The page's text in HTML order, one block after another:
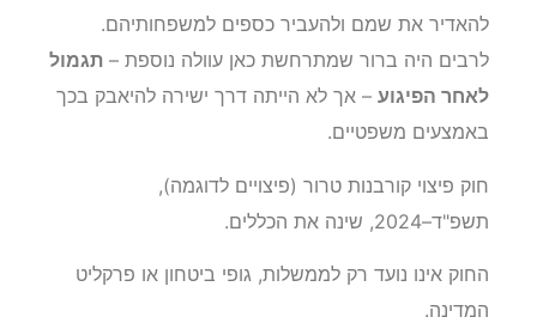
להאדיר את שמם ולהעביר כספים למשפחותיהם.
לרבים היה ברור שמתרחשת כאן עוולה נוספת – תגמול
לאחר הפיגוע – אך לא הייתה דרך ישירה להיאבק בכך
באמצעים משפטיים.
חוק פיצוי קורבנות טרור (פיצויים לדוגמה),
תשפ"ד–2024, שינה את הכללים.
החוק אינו נועד רק לממשלות, גופי ביטחון או פרקליט
המדינה.